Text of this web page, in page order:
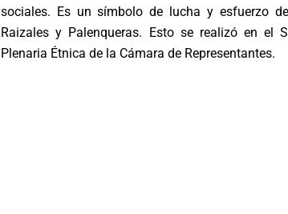
sociales. Es un símbolo de lucha y esfuerzo
Raizales y Palenqueras. Esto se realizó en el
Plenaria Étnica de la Cámara de Representantes.